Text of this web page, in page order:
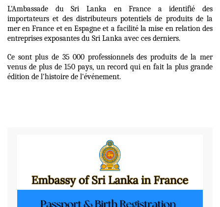
L'Ambassade du Sri Lanka en France a identifié des
importateurs et des distributeurs potentiels de produits de la
mer en France et en Espagne et a facilité la mise en relation des
entreprises exposantes du Sri Lanka avec ces derniers.
Ce sont plus de 35 000 professionnels des produits de la mer
venus de plus de 150 pays, un record qui en fait la plus grande
édition de l'histoire de l'événement.